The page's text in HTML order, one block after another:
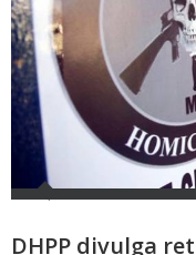
DHPP divulga